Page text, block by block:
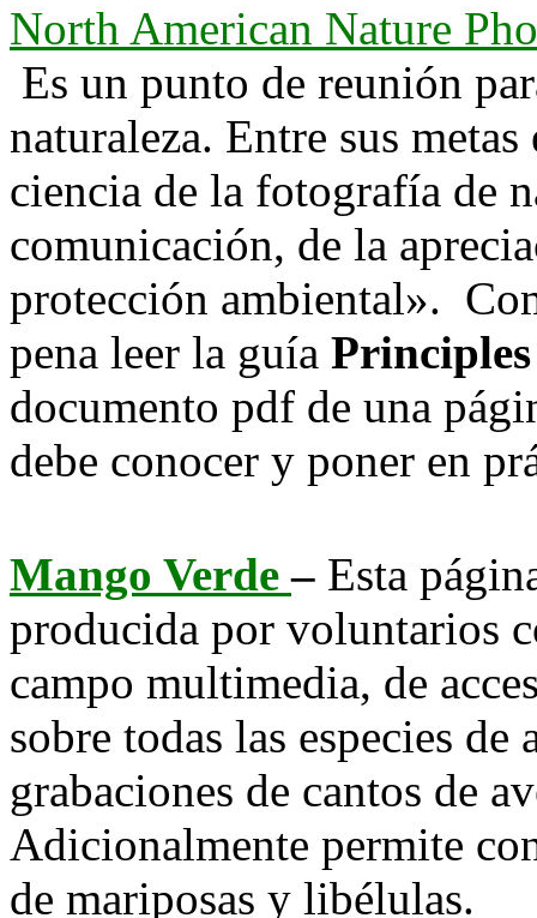
North American Nature
Es un punto de reunión
naturaleza. Entre sus
ciencia de la fotografía de
comunicación, de la
protección ambiental».
pena leer la guía
documento pdf de una
debe conocer y poner en
Mango Verde– Esta
producida por voluntarios
campo multimedia, de
sobre todas las especies
grabaciones de cantos de
Adicionalmente permite
de mariposas y libélulas.